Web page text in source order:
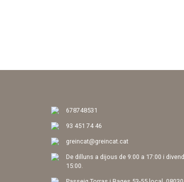
678748531
93 451 74 46
greincat@greincat.cat
De dilluns a dijous de 9:00 a 17:00 i
15:00.